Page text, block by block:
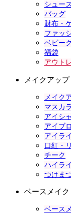
シュー
バッグ
財布・
ファッ
ベビー
福袋
アウト
メイクアップ
メイク
マスカラ
アイシ
アイブ
アイラ
口紅・
チーク
ハイラ
つけま
ベースメイク
ベース